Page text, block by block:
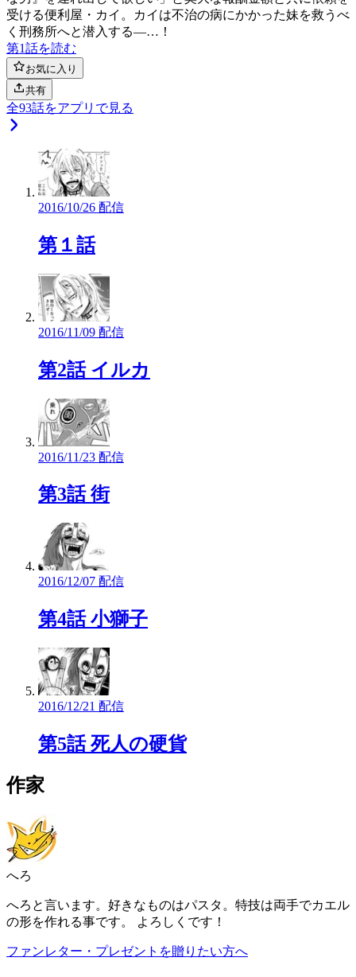
受ける便利屋・カイ。カイは不治の病にかかった妹を救うべ
く刑務所へと潜入する―…！
第1話を読む
お気に入り
共有
全93話をアプリで見る
2016/10/26 配信
第１話
2016/11/09 配信
第2話 イルカ
2016/11/23 配信
第3話 街
2016/12/07 配信
第4話 小獅子
2016/12/21 配信
第5話 死人の硬貨
作家
へろ
へろと言います。好きなものはパスタ。特技は両手でカエル
の形を作れる事です。 よろしくです！
ファンレター・プレゼントを贈りたい方へ